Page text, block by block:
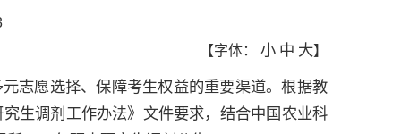
【字体： 小 中 大】
志愿选择、保障考生权益的重要渠道。根据教
生调剂工作办法》文件要求，结合中国农业科